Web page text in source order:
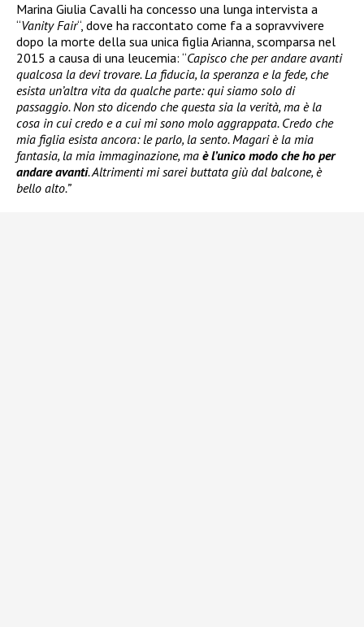
Marina Giulia Cavalli ha concesso una lunga intervista a
“Vanity Fair“, dove ha raccontato come fa a sopravvivere
dopo la morte della sua unica figlia Arianna, scomparsa nel
2015 a causa di una leucemia: “Capisco che per andare avanti
qualcosa la devi trovare. La fiducia, la speranza e la fede, che
esista un’altra vita da qualche parte: qui siamo solo di
passaggio. Non sto dicendo che questa sia la verità, ma è la
cosa in cui credo e a cui mi sono molo aggrappata. Credo che
mia figlia esista ancora: le parlo, la sento. Magari è la mia
fantasia, la mia immaginazione, ma è l’unico modo che ho per
andare avanti. Altrimenti mi sarei buttata giù dal balcone, è
bello alto.”